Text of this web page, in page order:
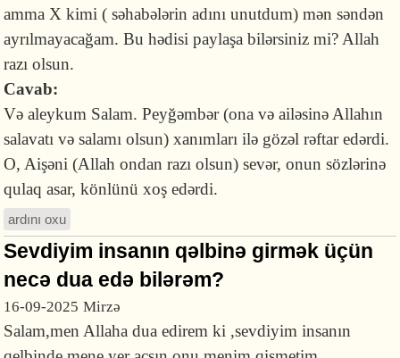
amma X kimi ( səhabələrin adını unutdum) mən səndən
ayrılmayacağam. Bu hədisi paylaşa bilərsiniz mi? Allah
razı olsun.
Cavab:
Və aleykum Salam. Peyğəmbər (ona və ailəsinə Allahın
salavatı və salamı olsun) xanımları ilə gözəl rəftar edərdi.
O, Aişəni (Allah ondan razı olsun) sevər, onun sözlərinə
qulaq asar, könlünü xoş edərdi.
ardını oxu
Sevdiyim insanın qəlbinə girmək üçün
necə dua edə bilərəm?
16-09-2025 Mirzə
Salam,men Allaha dua edirem ki ,sevdiyim insanın